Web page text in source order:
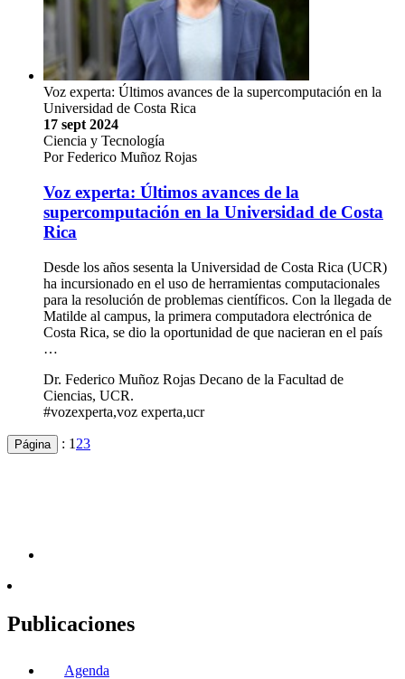
Voz experta: Últimos avances de la supercomputación en la
Universidad de Costa Rica
17 sept 2024
Ciencia y Tecnología
Por Federico Muñoz Rojas
Voz experta: Últimos avances de la
supercomputación en la Universidad de Costa
Rica
Desde los años sesenta la Universidad de Costa Rica (UCR)
ha incursionado en el uso de herramientas computacionales
para la resolución de problemas científicos. Con la llegada de
Matilde al campus, la primera computadora electrónica de
Costa Rica, se dio la oportunidad de que nacieran en el país
…
Dr. Federico Muñoz Rojas Decano de la Facultad de
Ciencias, UCR.
#vozexperta,voz experta,ucr
Página : 1 23
Publicaciones
Agenda